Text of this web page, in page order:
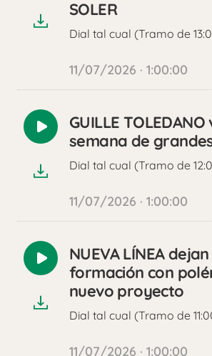
SOLER
Dial tal cual (Tramo de
11/07/2026 · 1:00:00
Reproducir
audio
GUILLE
semana de
Dial tal cual (Tramo de
11/07/2026 · 1:00:00
Reproducir
audio
NUEVA LÍNEA
formación con
nuevo proyecto
Dial tal cual (Tramo de
11/07/2026 · 1:00:00